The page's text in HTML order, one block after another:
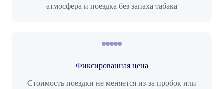
атмосфера и поездка без запаха табака
Фиксированная цена
Стоимость поездки не меняется из-за пробок или